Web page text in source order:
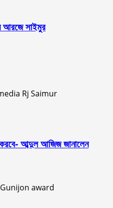
আরজে সাইমুর
করবে- আব্দুল আজিজ জানালেন